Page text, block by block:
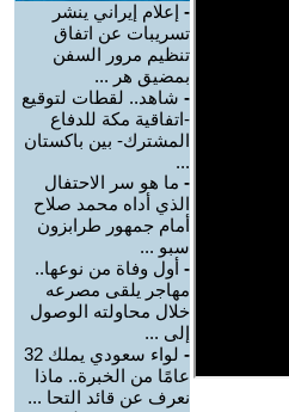
- إعلام إيراني ينشر
تسريبات عن اتفاق
تنظيم مرور السفن
بمضيق هر ...
- شاهد.. لقطات لتوقيع
-اتفاقية مكة للدفاع
المشترك- بين باكستان
...
- ما هو سر الاحتفال
الذي أداه محمد صلاح
أمام جمهور طرابزون
سبو ...
- أول وفاة من نوعها..
مهاجر يلقى مصرعه
خلال محاولته الوصول
إلى ...
-
لواء سعودي يملك 32
عامًا من الخبرة.. ماذا
نعرف عن قائد التحا ...